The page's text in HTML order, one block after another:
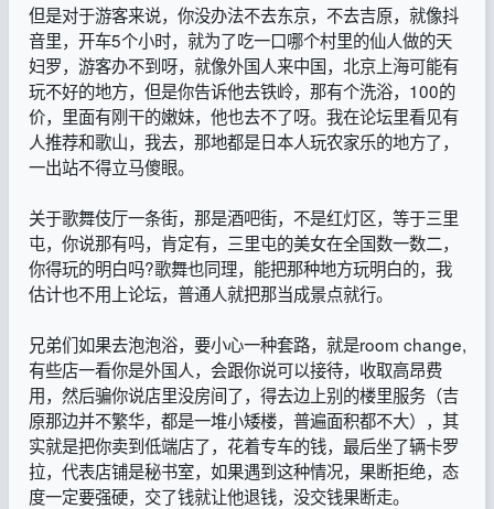
但是对于游客来说，你没办法不去东京，不去吉原，就像抖
音里，开车5个小时，就为了吃一口哪个村里的仙人做的天
妇罗，游客办不到呀，就像外国人来中国，北京上海可能有
玩不好的地方，但是你告诉他去铁岭，那有个洗浴，100的
价，里面有刚干的嫩妹，他也去不了呀。我在论坛里看见有
人推荐和歌山，我去，那地都是日本人玩农家乐的地方了，
一出站不得立马傻眼。
关于歌舞伎厅一条街，那是酒吧街，不是红灯区，等于三里
屯，你说那有吗，肯定有，三里屯的美女在全国数一数二，
你得玩的明白吗?歌舞也同理，能把那种地方玩明白的，我
估计也不用上论坛，普通人就把那当成景点就行。
兄弟们如果去泡泡浴，要小心一种套路，就是room change,
有些店一看你是外国人，会跟你说可以接待，收取高昂费
用，然后骗你说店里没房间了，得去边上别的楼里服务（吉
原那边并不繁华，都是一堆小矮楼，普遍面积都不大），其
实就是把你卖到低端店了，花着专车的钱，最后坐了辆卡罗
拉，代表店铺是秘书室，如果遇到这种情况，果断拒绝，态
度一定要强硬，交了钱就让他退钱，没交钱果断走。